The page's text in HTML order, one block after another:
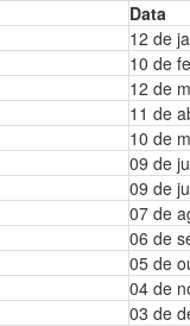
Data
12 de
10 de
12 de
11 de
10 de
09 de
09 de
07 de
06 de
05 de
04 de
03 de